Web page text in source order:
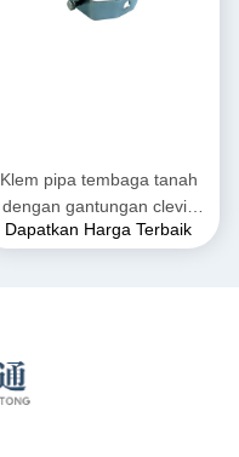
Klem pipa tembaga tanah
dengan gantungan clevis
karet yang dapat
Dapatkan Harga Terbaik